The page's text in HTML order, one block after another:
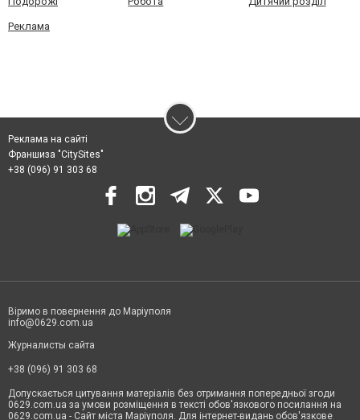
Реклама
Реклама на сайті
Франшиза "CitySites"
+38 (096) 91 303 68
Віримо в повернення до Маріуполя
info@0629.com.ua
Журналисты сайта
+38 (096) 91 303 68
Допускається цитування матеріалів без отримання попередньої згоди
0629.com.ua за умови розміщення в тексті обов'язкового посилання на
0629.com.ua - Сайт міста Маріуполя. Для інтернет-видань обов'язкове